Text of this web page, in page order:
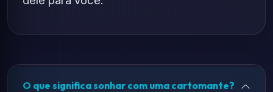
O que significa sonhar com uma cartomante?